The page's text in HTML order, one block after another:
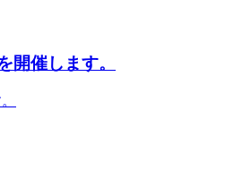
開催します。